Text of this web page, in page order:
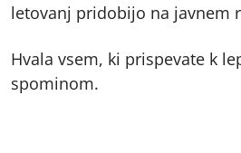
letovanj pridobijo na javnem
Hvala vsem, ki prispevate k
spominom.